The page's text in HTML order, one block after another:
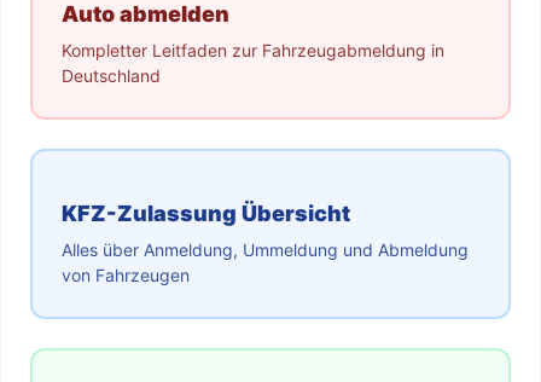
Auto abmelden
Kompletter Leitfaden zur Fahrzeugabmeldung in
Deutschland
KFZ-Zulassung Übersicht
Alles über Anmeldung, Ummeldung und Abmeldung
von Fahrzeugen